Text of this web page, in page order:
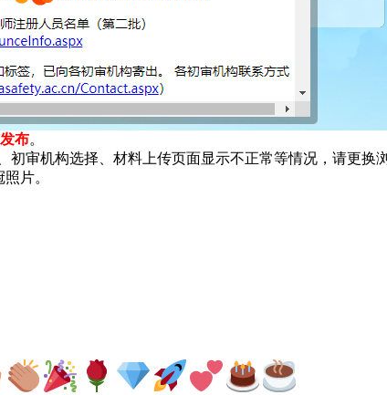
布。
审机构选择、材料上传页面显示不正常等情况，请更
片。